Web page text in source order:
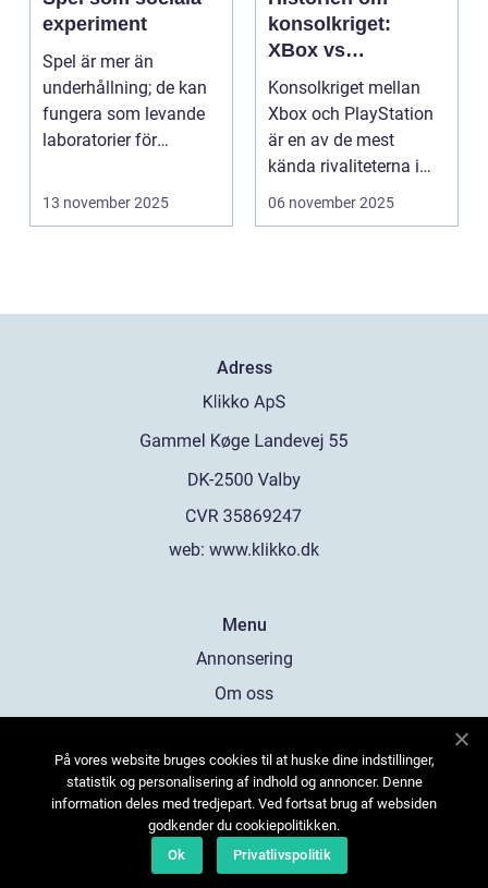
experiment
Spel är mer än
underhållning; de kan
fungera som levande
laboratorier för
13 november 2025
konsolkriget:
XBox vs
PlayStation
Konsolkriget mellan
Xbox och PlayStation
är en av de mest
kända rivaliteterna i
spelvä...
06 november 2025
Adress
web: www.klikko.dk
Menu
Annonsering
Om oss
Kontakta oss
Sitemap
På vores website bruges cookies til at huske dine indstillinger,
statistik og personalisering af indhold og annoncer. Denne
information deles med tredjepart. Ved fortsat brug af websiden
godkender du cookiepolitikken.
Ok
Privatlivspolitik